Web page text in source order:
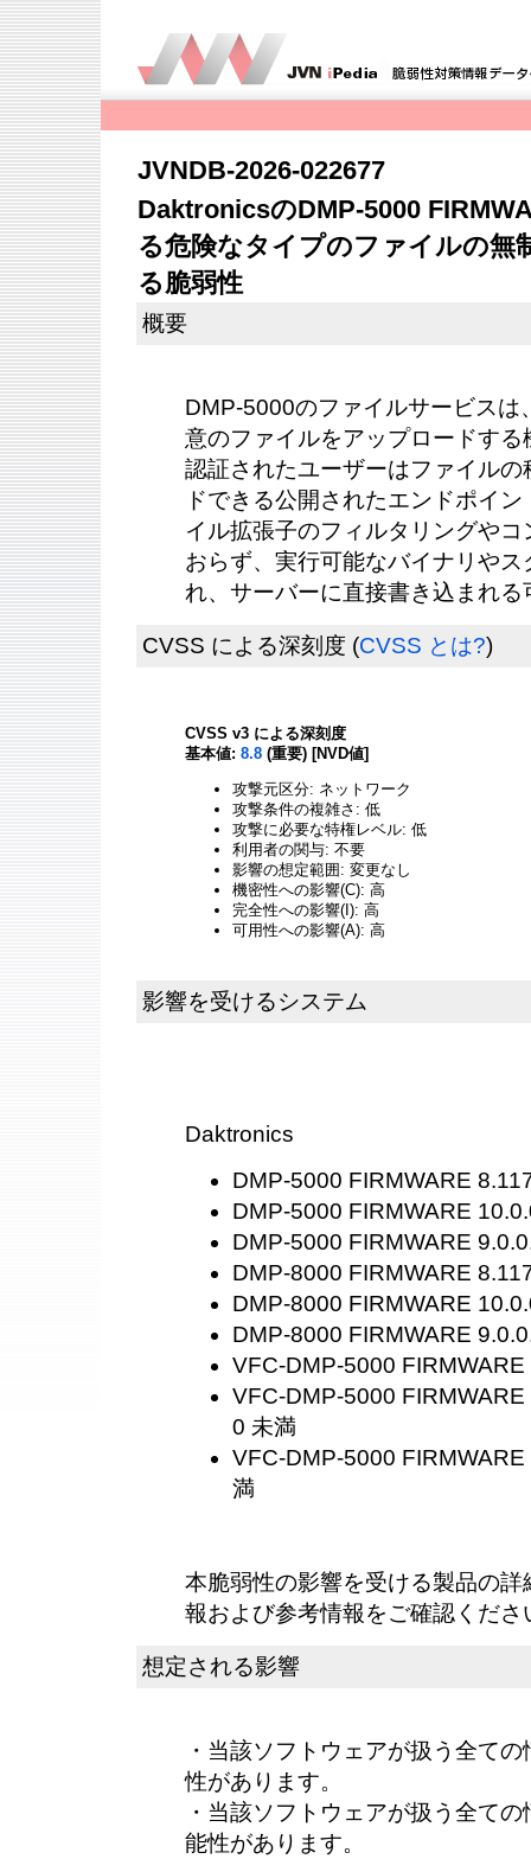
JVNDB-2026-022677
DaktronicsのDMP-5000
る危険なタイプのファイルの無
る脆弱性
概要
DMP-5000のファイルサービスは
意のファイルをアップロードす
認証されたユーザーはファイル
ドできる公開されたエンドポイ
イル拡張子のフィルタリングや
おらず、実行可能なバイナリや
れ、サーバーに直接書き込まれ
CVSS による深刻度 (CVSS とは?)
CVSS v3 による深刻度
基本値: 8.8 (重要) [NVD値]
攻撃元区分: ネットワーク
攻撃条件の複雑さ: 低
攻撃に必要な特権レベル: 低
利用者の関与: 不要
影響の想定範囲: 変更なし
機密性への影響(C): 高
完全性への影響(I): 高
可用性への影響(A): 高
影響を受けるシステム
Daktronics
DMP-5000 FIRMWARE
DMP-5000 FIRMWARE
DMP-5000 FIRMWARE
DMP-8000 FIRMWARE
DMP-8000 FIRMWARE
DMP-8000 FIRMWARE
VFC-DMP-5000
VFC-DMP-5000
0 未満
VFC-DMP-5000
満
本脆弱性の影響を受ける製品の
報および参考情報をご確認くださ
想定される影響
・当該ソフトウェアが扱う全て
性があります。
・当該ソフトウェアが扱う全て
能性があります。